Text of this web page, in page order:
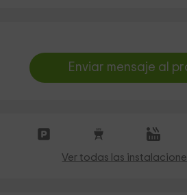
Enviar mensaje al
Ver todas las